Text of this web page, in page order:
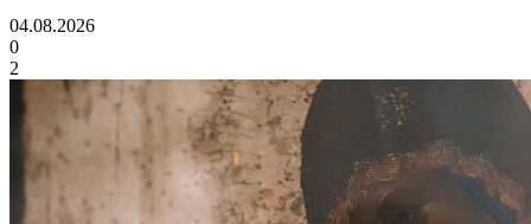
04.08.2026
0
2